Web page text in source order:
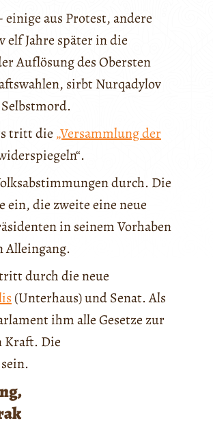
aus Protest, andere
elf Jahre später in die
Auflösung des Obersten
sirbt Nurqadylov
tritt die „Versammlung der
durch. Die
die zweite eine neue
in seinem Vorhaben
Alleingang.
durch die neue
(Unterhaus) und Senat. Als
ihm alle Gesetze zur
Kraft. Die